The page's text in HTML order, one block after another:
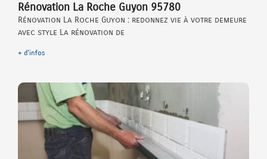
Rénovation La Roche Guyon 95780
Rénovation La Roche Guyon : redonnez vie à votre demeure
avec style La rénovation de
+ d'infos